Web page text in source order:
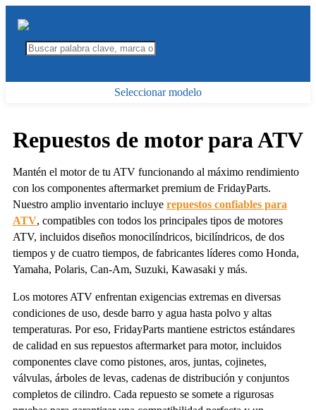
Seleccionar modelo
Repuestos de motor para ATV
Mantén el motor de tu ATV funcionando al máximo rendimiento
con los componentes aftermarket premium de FridayParts.
Nuestro amplio inventario incluye repuestos confiables para
ATV, compatibles con todos los principales tipos de motores
ATV, incluidos diseños monocilíndricos, bicilíndricos, de dos
tiempos y de cuatro tiempos, de fabricantes líderes como Honda,
Yamaha, Polaris, Can-Am, Suzuki, Kawasaki y más.
Los motores ATV enfrentan exigencias extremas en diversas
condiciones de uso, desde barro y agua hasta polvo y altas
temperaturas. Por eso, FridayParts mantiene estrictos estándares
de calidad en sus repuestos aftermarket para motor, incluidos
componentes clave como pistones, aros, juntas, cojinetes,
válvulas, árboles de levas, cadenas de distribución y conjuntos
completos de cilindro. Cada repuesto se somete a rigurosas